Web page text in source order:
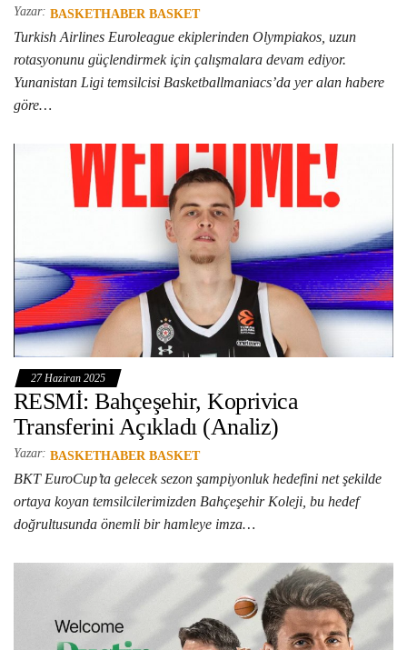
Yazar: BASKETHABER BASKET
Turkish Airlines Euroleague ekiplerinden Olympiakos, uzun
rotasyonunu güçlendirmek için çalışmalara devam ediyor.
Yunanistan Ligi temsilcisi Basketballmaniacs’da yer alan habere
göre…
27 Haziran 2025
RESMİ: Bahçeşehir, Koprivica
Transferini Açıkladı (Analiz)
Yazar: BASKETHABER BASKET
BKT EuroCup’ta gelecek sezon şampiyonluk hedefini net şekilde
ortaya koyan temsilcilerimizden Bahçeşehir Koleji, bu hedef
doğrultusunda önemli bir hamleye imza…